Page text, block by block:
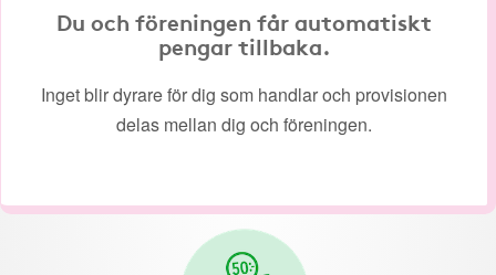
Du och föreningen får automatiskt
pengar tillbaka.
Inget blir dyrare för dig som handlar och provisionen
delas mellan dig och föreningen.